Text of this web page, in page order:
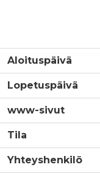
Aloituspäivä
Lopetuspäivä
www-sivut
Tila
Yhteyshenkilö